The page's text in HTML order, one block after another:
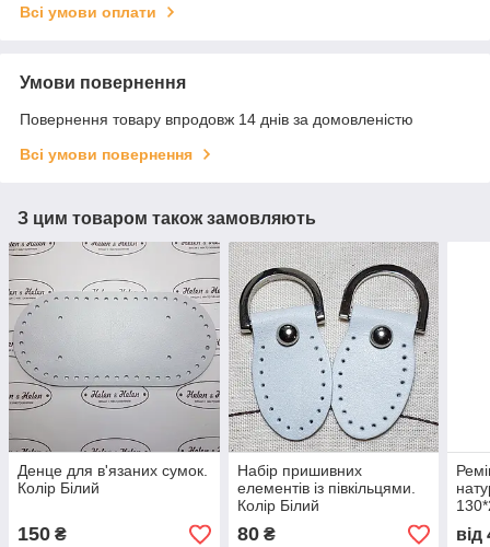
Всі умови оплати
Умови повернення
Повернення товару впродовж 14 днів за домовленістю
Всі умови повернення
З цим товаром також замовляють
Денце для в'язаних сумок.
Колір Білий
150 ₴
Набір пришивних
елементів із півкільцями.
Колір Білий
80₴ від